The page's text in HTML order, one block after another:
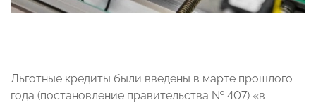
Льготные кредиты были введены в марте прошлого
года (постановление правительства № 407) «в